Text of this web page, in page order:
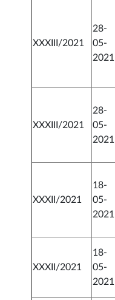
XXXIII/2021
28-
05-
2021
XXXIII/2021
28-
05-
2021
XXXII/2021
18-
05-
2021
XXXII/2021
18-
05-
2021